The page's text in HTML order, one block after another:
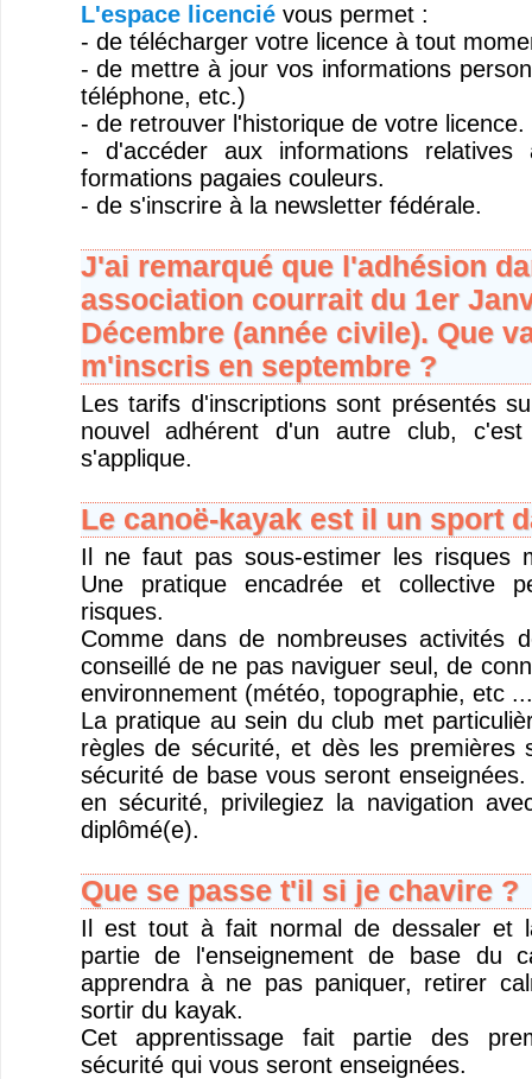
L'espace licenciévous permet :
- de télécharger votre licence à tout
- de mettre à jour vos informations
téléphone, etc.)
- de retrouver l'historique de votre licence.
- d'accéder aux informations
formations pagaies couleurs.
- de s'inscrire à la newsletter fédérale.
J'ai remarqué que l'adhésion
association courrait du 1er
Décembre (année civile). Que
m'inscris en septembre ?
Les tarifs d'inscriptions sont présentés
nouvel adhérent d'un autre club,
s'applique.
Le canoë-kayak est il un sport
Il ne faut pas sous-estimer les risques
Une pratique encadrée et collective
risques.
Comme dans de nombreuses activités
conseillé de ne pas naviguer seul, de
environnement (météo, topographie, etc
La pratique au sein du club met
règles de sécurité, et dès les premières
sécurité de base vous seront
en sécurité, privilegiez la navigation
diplômé(e).
Que se passe t'il si je chavire ?
Il est tout à fait normal de dessaler et
partie de l'enseignement de base du
apprendra à ne pas paniquer, retirer
sortir du kayak.
Cet apprentissage fait partie des
sécurité qui vous seront enseignées.